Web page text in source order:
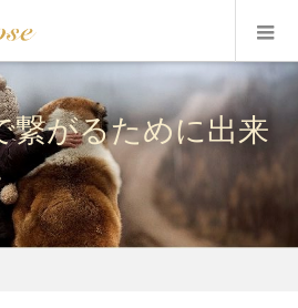
繋がるために出来